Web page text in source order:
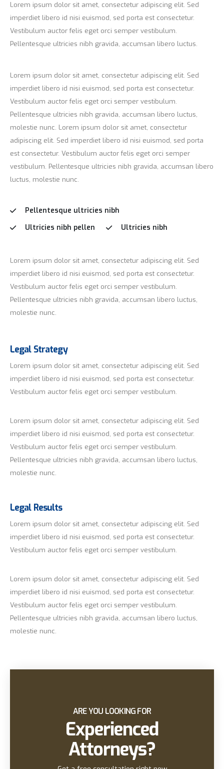
Lorem ipsum dolor sit amet, consectetur adipiscing elit. Sed
imperdiet libero id nisi euismod, sed porta est consectetur.
Vestibulum auctor felis eget orci semper vestibulum.
Pellentesque ultricies nibh gravida, accumsan libero luctus.
Lorem ipsum dolor sit amet, consectetur adipiscing elit. Sed
imperdiet libero id nisi euismod, sed porta est consectetur.
Vestibulum auctor felis eget orci semper vestibulum.
Pellentesque ultricies nibh gravida, accumsan libero luctus,
molestie nunc. Lorem ipsum dolor sit amet, consectetur
adipiscing elit. Sed imperdiet libero id nisi euismod, sed porta
est consectetur. Vestibulum auctor felis eget orci semper
vestibulum. Pellentesque ultricies nibh gravida, accumsan libero
luctus, molestie nunc.
Pellentesque ultricies nibh
Ultricies nibh pellen
Ultricies nibh
Lorem ipsum dolor sit amet, consectetur adipiscing elit. Sed
imperdiet libero id nisi euismod, sed porta est consectetur.
Vestibulum auctor felis eget orci semper vestibulum.
Pellentesque ultricies nibh gravida, accumsan libero luctus,
molestie nunc.
Legal Strategy
Lorem ipsum dolor sit amet, consectetur adipiscing elit. Sed
imperdiet libero id nisi euismod, sed porta est consectetur.
Vestibulum auctor felis eget orci semper vestibulum.
Lorem ipsum dolor sit amet, consectetur adipiscing elit. Sed
imperdiet libero id nisi euismod, sed porta est consectetur.
Vestibulum auctor felis eget orci semper vestibulum.
Pellentesque ultricies nibh gravida, accumsan libero luctus,
molestie nunc.
Legal Results
Lorem ipsum dolor sit amet, consectetur adipiscing elit. Sed
imperdiet libero id nisi euismod, sed porta est consectetur.
Vestibulum auctor felis eget orci semper vestibulum.
Lorem ipsum dolor sit amet, consectetur adipiscing elit. Sed
imperdiet libero id nisi euismod, sed porta est consectetur.
Vestibulum auctor felis eget orci semper vestibulum.
Pellentesque ultricies nibh gravida, accumsan libero luctus,
molestie nunc.
ARE YOU LOOKING FOR
Experienced
Attorneys?